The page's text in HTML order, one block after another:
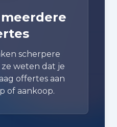
scherpere
weten dat je
offertes aan
of aankoop.